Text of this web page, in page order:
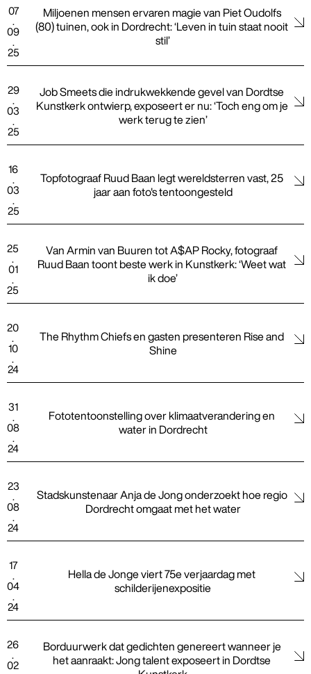
07
09
25
Miljoenen mensen ervaren magie van Piet Oudolfs
(80) tuinen, ook in Dordrecht: ‘Leven in tuin staat nooit
stil’
29
03
25
Job Smeets die indrukwekkende gevel van Dordtse
Kunstkerk ontwierp, exposeert er nu: ‘Toch eng om je
werk terug te zien’
16
03
25
Topfotograaf Ruud Baan legt wereldsterren vast, 25
jaar aan foto's tentoongesteld
25
01
25
Van Armin van Buuren tot A$AP Rocky, fotograaf
Ruud Baan toont beste werk in Kunstkerk: ‘Weet wat
ik doe’
20
10
24
The Rhythm Chiefs en gasten presenteren Rise and
Shine
31
08
24
Fototentoonstelling over klimaatverandering en
water in Dordrecht
23
08
24
Stadskunstenaar Anja de Jong onderzoekt hoe regio
Dordrecht omgaat met het water
17
04
24
Hella de Jonge viert 75e verjaardag met
schilderijenexpositie
26
02
Borduurwerk dat gedichten genereert wanneer je
het aanraakt: Jong talent exposeert in Dordtse